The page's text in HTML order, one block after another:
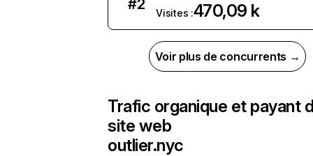
#2
Visites :470,09 k
Voir plus de concurrents →
Trafic organique et payant
site web
outlier.nyc